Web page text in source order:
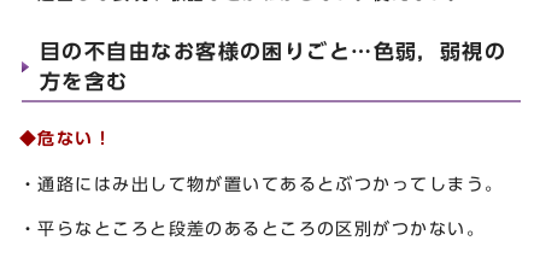
目の不自由なお客様の困りごと…色弱，弱視の
方を含む
◆危ない！
・通路にはみ出して物が置いてあるとぶつかってしまう。
・平らなところと段差のあるところの区別がつかない。